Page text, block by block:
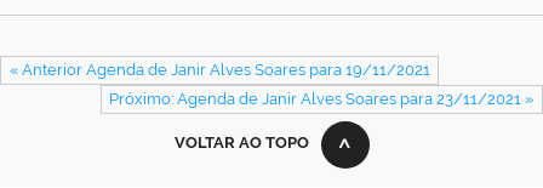
« Anterior Agenda de Janir Alves Soares para 19/11/2021
Próximo: Agenda de Janir Alves Soares para 23/11/2021 »
VOLTAR AO TOPO